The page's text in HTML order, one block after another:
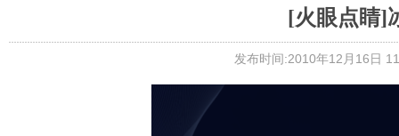
[火眼点睛]
发布时间:2010年12月16日